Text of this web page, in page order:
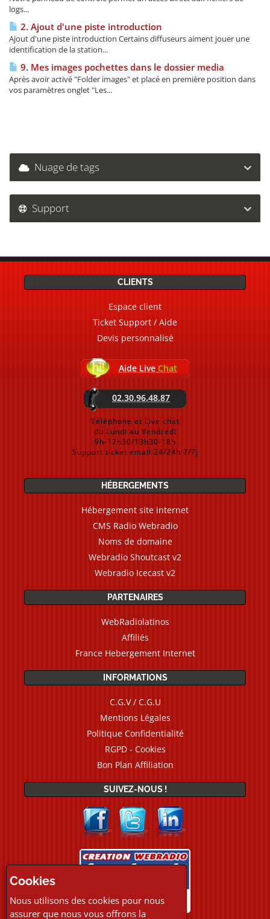
logs...
2. Ajout d'une piste introduction
Ajout d'une piste introduction Certains diffuseurs aiment jouer une
identification de la station...
9. Mes images pochettes dans le dossier media
Après avoir activé "Folder images" et placé en première position dans
vos paramètres onglet "Les...
Nuage de tags
Support
CLIENTS
Espace client
Ticket Support / Aide
Devis personnalisé
Aide Live Chat
02.30.96.48.87
Téléphone et Live chat
du Lundi au Vendredi
9h-12h30/13h30-18h
Support ticket email 24/24h 7/7j
HÉBERGEMENTS
Hébergement site internet
CMS Radio Webradio
Noms de domaine
Webradio Shoutcast v2
Webradio Icecast v2
PARTENAIRES
WebRadiolatinos
Affiliés
France Hebergement Internet
INFORMATIONS
C.G.V / C.G.U
Mentions Légales
Politique Confidentialité
RGPD - Cookies
Bon Plan Affiliation
SUIVEZ-NOUS !
Cookies
Nous utilisons des cookies pour nous
assurer que nous vous offrons la